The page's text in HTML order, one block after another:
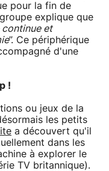
pour la fin de
explique que
continue et
”. Ce périphérique
d'une
!
ou jeux de la
les petits
a découvert qu'il
dans les
à explorer le
TV britannique).